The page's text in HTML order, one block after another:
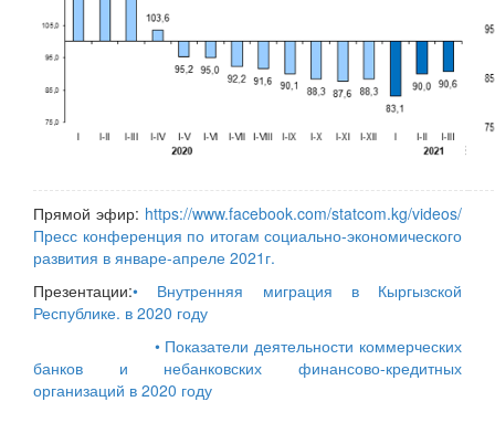
Прямой эфир: https://www.facebook.com/statcom.kg/videos/
Пресс конференция по итогам социально-экономического
развития в январе-апреле 2021г.
Презентации:• Внутренняя миграция в Кыргызской
Республике. в 2020 году
• Показатели деятельности коммерческих
банков и небанковских финансово-кредитных
организаций в 2020 году